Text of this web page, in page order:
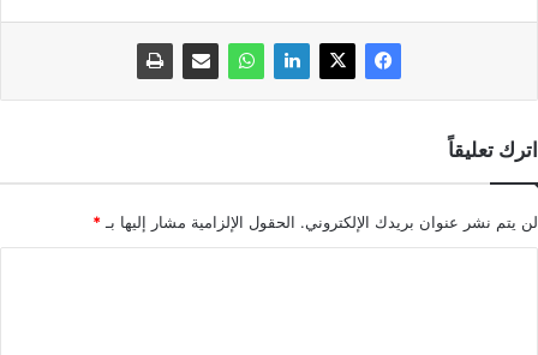
اترك تعليقاً
لن يتم نشر عنوان بريدك الإلكتروني. الحقول الإلزامية مشار إليها بـ *